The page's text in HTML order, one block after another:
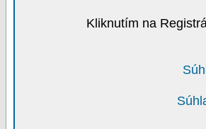
Kliknutím na